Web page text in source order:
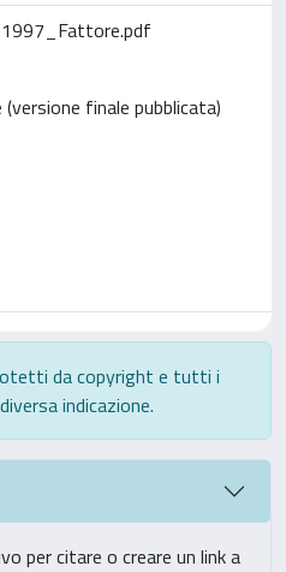
finale pubblicata)
da copyright e tutti i
indicazione.
per citare o creare un link a